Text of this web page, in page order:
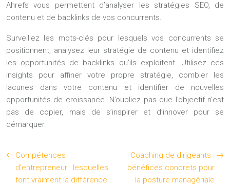
Ahrefs vous permettent d’analyser les stratégies SEO, de
contenu et de backlinks de vos concurrents.
Surveillez les mots-clés pour lesquels vos concurrents se
positionnent, analysez leur stratégie de contenu et identifiez
les opportunités de backlinks qu’ils exploitent. Utilisez ces
insights pour affiner votre propre stratégie, combler les
lacunes dans votre contenu et identifier de nouvelles
opportunités de croissance. N’oubliez pas que l’objectif n’est
pas de copier, mais de s’inspirer et d’innover pour se
démarquer.
Compétences
d’entrepreneur : lesquelles
font vraiment la différence
Coaching de dirigeants :
bénéfices concrets pour
la posture managériale